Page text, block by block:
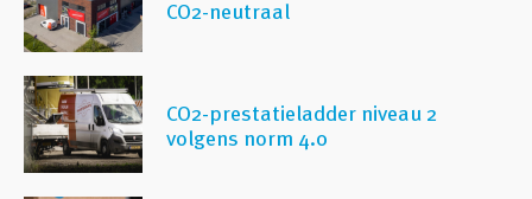
CO2-neutraal
CO2-prestatieladder niveau 2
volgens norm 4.0